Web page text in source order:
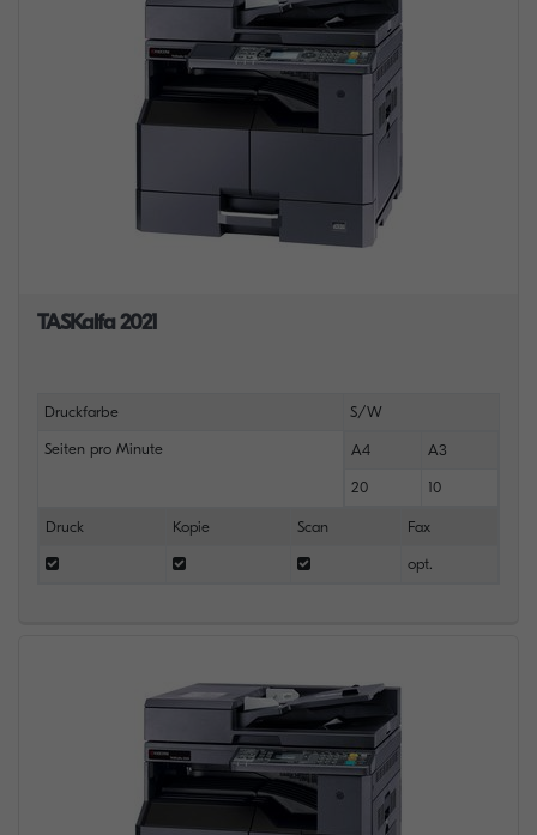
TASKalfa 2021
Druckfarbe S/W
Seiten pro Minute A4 A3
20 10
Druck Kopie Scan Fax
opt.